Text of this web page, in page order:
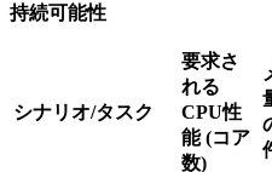
持続可能性
シナリオ/タスク
要求さ
れる
CPU性
能 (コア
数)